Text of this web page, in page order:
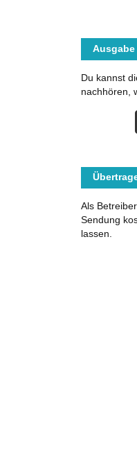
Du kannst
nachhören,
Als
Sendung
lassen.